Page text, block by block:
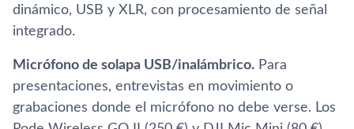
dinámico, USB y XLR, con procesamiento de señal
integrado.
Micrófono de solapa USB/inalámbrico. Para
presentaciones, entrevistas en movimiento o
grabaciones donde el micrófono no debe verse. Los